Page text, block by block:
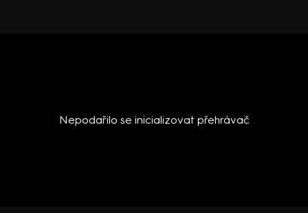
Nepodařilo se inicializovat přehrávač